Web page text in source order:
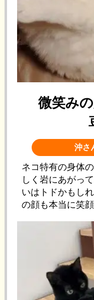
微笑み
沖さ
ネコ特有の身体
しく岩にあがっ
いはトドかもし
の顔も本当に笑顔